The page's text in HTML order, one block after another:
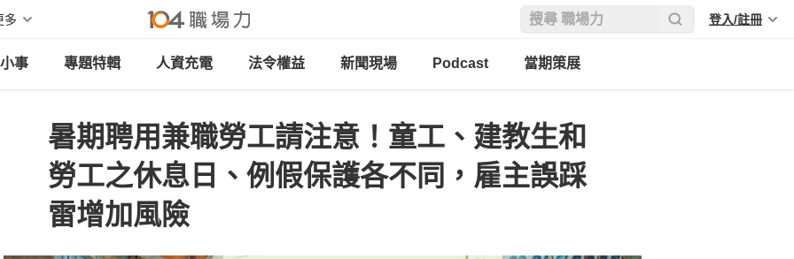
多 登入/註冊
事 專題特輯 人資充電 法令權益 新聞現場 Podcast 當期策展
暑期聘用兼職勞工請注意！童工、建教生和
勞工之休息日、例假保護各不同，雇主誤踩
雷增加風險